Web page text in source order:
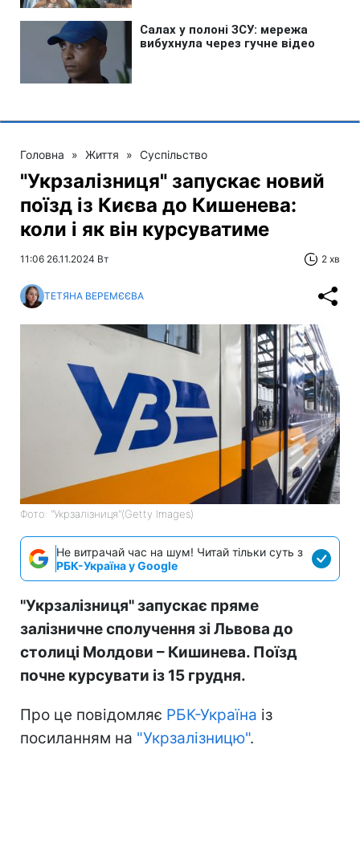
Головна » Життя » Суспільство
"Укрзалізниця" запускає новий
поїзд із Києва до Кишенева:
коли і як він курсуватиме
11:06 26.11.2024 Вт 2 хв
ТЕТЯНА ВЕРЕМЄЄВА
Фото: "Укрзалізниця"(Getty Images)
Не витрачай час на шум! Читай тільки суть з
РБК-Україна у Google
"Укрзалізниця" запускає пряме
залізничне сполучення зі Львова до
столиці Молдови – Кишинева. Поїзд
почне курсувати із 15 грудня.
Про це повідомляє РБК-Україна із
посиланням на "Укрзалізницю".